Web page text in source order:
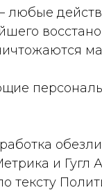
любые
и Гугл
тексту